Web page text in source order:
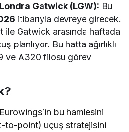
Gatwick (LGW): Bu
itibarıyla devreye girecek.
ile Gatwick arasında haftada
planlıyor. Bu hatta ağırlıklı
ve A320 filosu görev
bu hamlesini
to-point) uçuş stratejisini